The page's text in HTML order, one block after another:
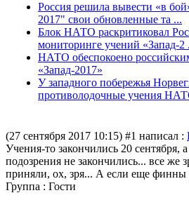
Россия решила вывести «в
2017" свои обновленные та ...
Блок НАТО раскритиковал
мониторинге учений «Запад-2
НАТО обеспокоено
«Запад-2017»
У западного побережья
противолодочные учения
(27 сентября 2017 10:15) #1 написал :
Учения-то закончились 20
подозрения не закончились... все же
приняли, ох, зря... А если еще финны
Группа : Гости